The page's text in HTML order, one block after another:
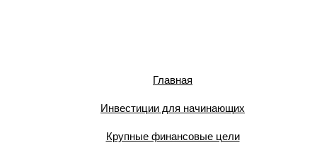
Главная
Инвестиции для начинающих
Крупные финансовые цели